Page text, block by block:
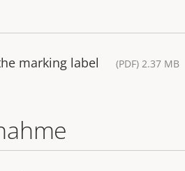
marking label (PDF) 2.37 MB